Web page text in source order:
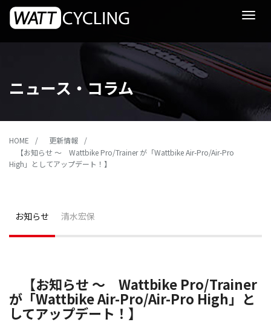
Toggle
ニュース・コラム
HOME
更新情報
【お知らせ ～ Wattbike Pro/Trainer が「Wattbike Air-Pro/Air-Pro
High」としてアップデート！】
お知らせ 清水宏保
【お知らせ ～ Wattbike Pro/Trainer
が「Wattbike Air-Pro/Air-Pro High」と
してアップデート！】